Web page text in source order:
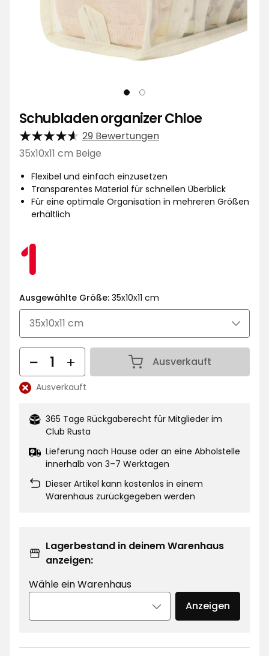
Schubladen organizer Chloe
29 Bewertungen
35x10x11 cm Beige
Flexibel und einfach einzusetzen
Transparentes Material für schnellen Überblick
Für eine optimale Organisation in mehreren Größen
erhältlich
Aktionspreis
1
€
Ausgewählte Größe: 35x10x11 cm
Menge Ausverkauft
Menge 1
Lagerbestand:
Ausverkauft
365 Tage Rückgaberecht für Mitglieder im
Club Rusta
Lieferung nach Hause oder an eine Abholstelle
innerhalb von 3–7 Werktagen
Dieser Artikel kann kostenlos in einem
Warenhaus zurückgegeben werden
Lagerbestand in deinem Warenhaus
anzeigen:
Wähle ein Warenhaus
Anzeigen